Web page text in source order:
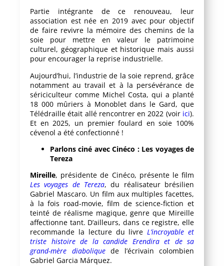
Partie intégrante de ce renouveau, leur
association est née en 2019 avec pour objectif
de faire revivre la mémoire des chemins de la
soie pour mettre en valeur le patrimoine
culturel, géographique et historique mais aussi
pour encourager la reprise industrielle.
Aujourd’hui, l’industrie de la soie reprend, grâce
notamment au travail et à la persévérance de
sériciculteur comme Michel Costa, qui a planté
18 000 mûriers à Monoblet dans le Gard, que
Télédraille était allé rencontrer en 2022 (voir ici).
Et en 2025, un premier foulard en soie 100%
cévenol a été confectionné !
Parlons ciné avec Cinéco : Les voyages de
Tereza
Mireille, présidente de Cinéco, présente le film
Les voyages de Tereza, du réalisateur brésilien
Gabriel Mascaro. Un film aux multiples facettes,
à la fois road-movie, film de science-fiction et
teinté de réalisme magique, genre que Mireille
affectionne tant. D’ailleurs, dans ce registre, elle
recommande la lecture du livreL’incroyable et
triste histoire de la candide Erendira et de sa
grand-mère diaboliquede l’écrivain colombien
Gabriel Garcia Márquez.